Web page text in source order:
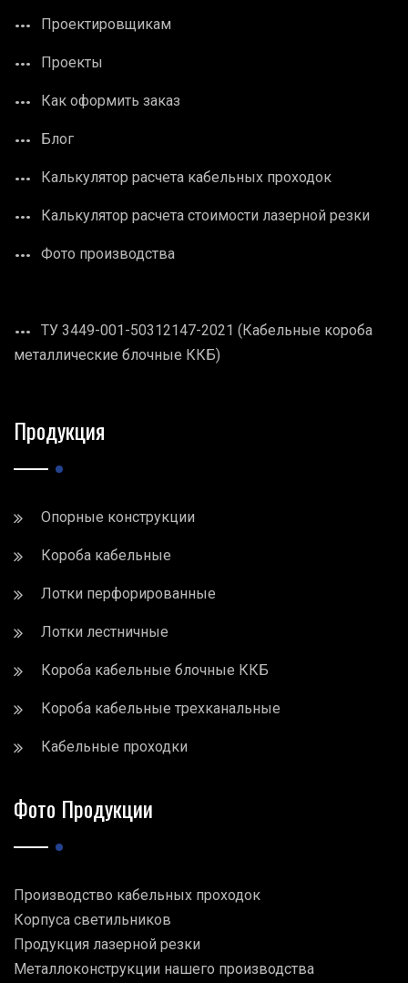
Проектировщикам
Проекты
Как оформить заказ
Блог
Калькулятор расчета кабельных проходок
Калькулятор расчета стоимости лазерной резки
Фото производства
ТУ 3449-001-50312147-2021 (Кабельные короба
металлические блочные ККБ)
Продукция
Опорные конструкции
Короба кабельные
Лотки перфорированные
Лотки лестничные
Короба кабельные блочные ККБ
Короба кабельные трехканальные
Кабельные проходки
Фото Продукции
Производство кабельных проходок
Корпуса светильников
Продукция лазерной резки
Металлоконструкции нашего производства